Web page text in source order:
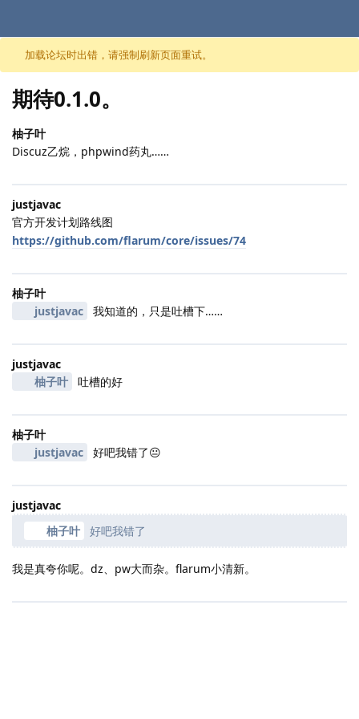
跳至内容
加载论坛时出错，请强制刷新页面重试。
期待0.1.0。
柚子叶
Discuz乙烷，phpwind药丸……
justjavac
官方开发计划路线图
https://github.com/flarum/core/issues/74
柚子叶
justjavac
我知道的，只是吐槽下……
justjavac
柚子叶
吐槽的好
柚子叶
justjavac
好吧我错了😐
justjavac
柚子叶
好吧我错了
我是真夸你呢。dz、pw大而杂。flarum小清新。